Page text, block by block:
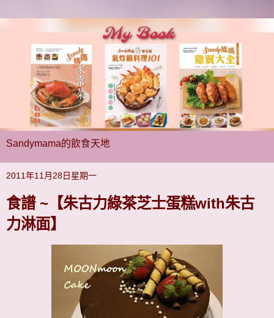
Sandymama的飲食天地
2011年11月28日星期一
食譜 ~【朱古力綠茶芝士蛋糕with朱古
力淋面】